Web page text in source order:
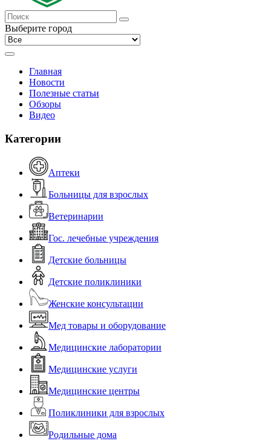
Выберите город
Главная
Новости
Полезные статьи
Обзоры
Видео
Категории
Аптеки
Больницы для взрослых
Ветеринарии
Гос. лечебные учреждения
Детские больницы
Детские поликлиники
Женские консультации
Мед товары и оборудование
Медицинские лаборатории
Медицинские услуги
Медицинские центры
Поликлиники для взрослых
Родильные дома